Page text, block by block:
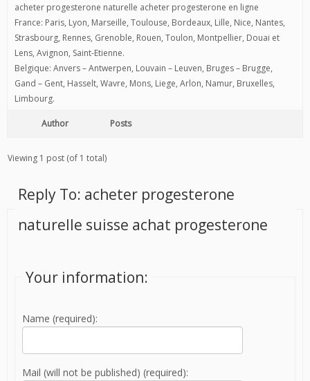
acheter progesterone naturelle acheter progesterone en ligne
France: Paris, Lyon, Marseille, Toulouse, Bordeaux, Lille, Nice, Nantes,
Strasbourg, Rennes, Grenoble, Rouen, Toulon, Montpellier, Douai et
Lens, Avignon, Saint-Etienne.
Belgique: Anvers – Antwerpen, Louvain – Leuven, Bruges – Brugge,
Gand – Gent, Hasselt, Wavre, Mons, Liege, Arlon, Namur, Bruxelles,
Limbourg.
Author Posts
Viewing 1 post (of 1 total)
Reply To: acheter progesterone
naturelle suisse achat progesterone
Your information:
Name (required):
Mail (will not be published) (required):